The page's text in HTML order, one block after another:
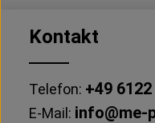
Kontakt
Telefon: +49
E-Mail: info@me-